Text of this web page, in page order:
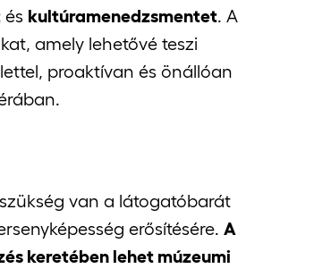
és kultúramenedzsmentet. A
amely lehetővé teszi
proaktívan és önállóan
van a látogatóbarát
erősítésére. A
keretében lehet múzeumi